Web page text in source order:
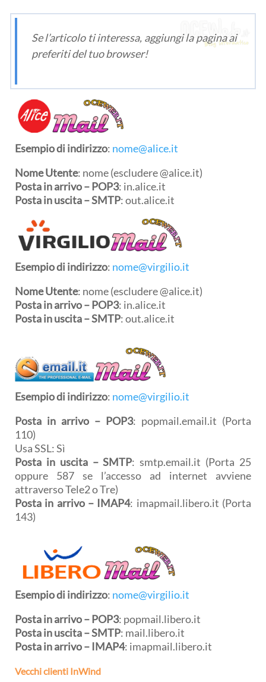
Se l’articolo ti interessa, aggiungi la pagina ai
preferiti del tuo browser!
Esempio di indirizzo: nome@alice.it
Nome Utente: nome (escludere @alice.it)
Posta in arrivo – POP3: in.alice.it
Posta in uscita – SMTP: out.alice.it
Esempio di indirizzo: nome@virgilio.it
Nome Utente: nome (escludere @alice.it)
Posta in arrivo – POP3: in.alice.it
Posta in uscita – SMTP: out.alice.it
Esempio di indirizzo: nome@virgilio.it
Posta in arrivo – POP3: popmail.email.it (Porta
110)
Usa SSL: Sì
Posta in uscita – SMTP: smtp.email.it (Porta 25
oppure 587 se l’accesso ad internet avviene
attraverso Tele2 o Tre)
Posta in arrivo – IMAP4: imapmail.libero.it (Porta
143)
Esempio di indirizzo: nome@virgilio.it
Posta in arrivo –POP3: popmail.libero.it
Posta in uscita –SMTP: mail.libero.it
Posta in arrivo – IMAP4: imapmail.libero.it
Vecchi clienti InWind